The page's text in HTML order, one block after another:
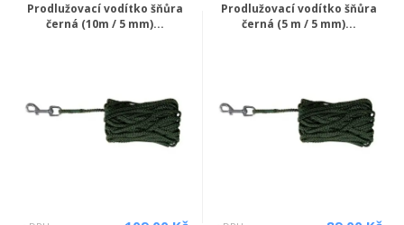
Prodlužovací vodítko šňůra
černá (10m / 5 mm)...
Prodlužovací vodítko šňůra
černá (5 m / 5 mm)...